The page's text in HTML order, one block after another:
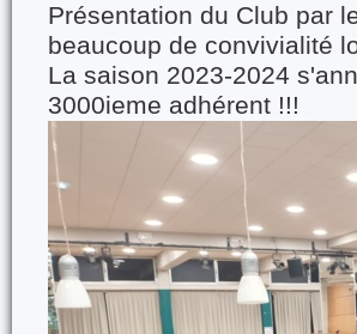
Présentation du Club par
beaucoup de convivialité
La saison 2023-2024
3000ieme adhérent !!!